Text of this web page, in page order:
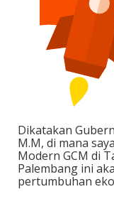
Dikatakan
M.M, di mana
Modern GCM di
Palembang ini
pertumbuhan